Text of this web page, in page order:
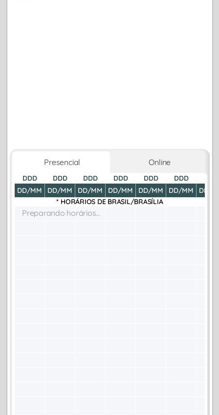
Presencial Online
DDD
DD/MM
DDD
DD/MM
DDD
DD/MM
DDD
DD/MM
DDD
DD/MM
DDD
DD/MM
DD/
* HORÁRIOS DE BRASIL/BRASÍLIA
Preparando horários...